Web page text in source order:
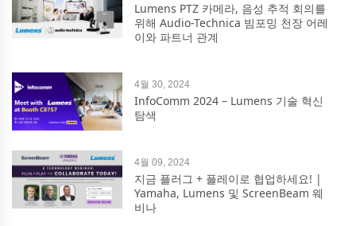
Lumens PTZ 카메라, 음성 추적 회의를
위해 Audio-Technica 빔포밍 천장 어레
이와 파트너 관계
4월 30, 2024
InfoComm 2024 – Lumens 기술 혁신
탐색
4월 09, 2024
지금 플러그 + 플레이로 협업하세요! |
Yamaha, Lumens 및 ScreenBeam 웨
비나